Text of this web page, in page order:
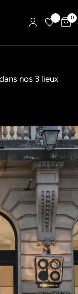
0
nos 3 lieux